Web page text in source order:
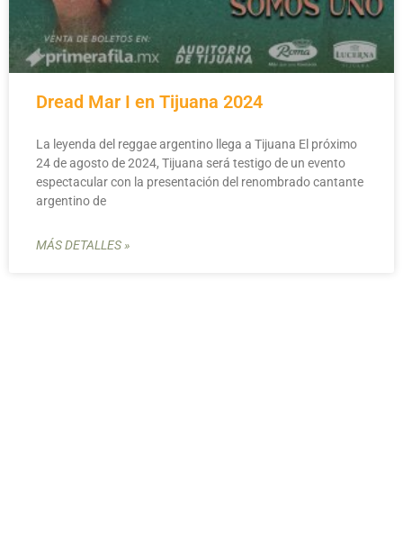
Dread Mar I en Tijuana 2024
La leyenda del reggae argentino llega a Tijuana El próximo
24 de agosto de 2024, Tijuana será testigo de un evento
espectacular con la presentación del renombrado cantante
argentino de
MÁS DETALLES »